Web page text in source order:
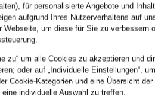
für personalisierte Angebote und
aufgrund Ihres Nutzerverhaltens auf
Webseite, um diese für Sie zu verbessern
zu“ um alle Cookies zu akzeptieren und
oder auf „Individuelle Einstellungen“,
Cookie-Kategorien und eine Übersicht
individuelle Auswahl zu treffen.